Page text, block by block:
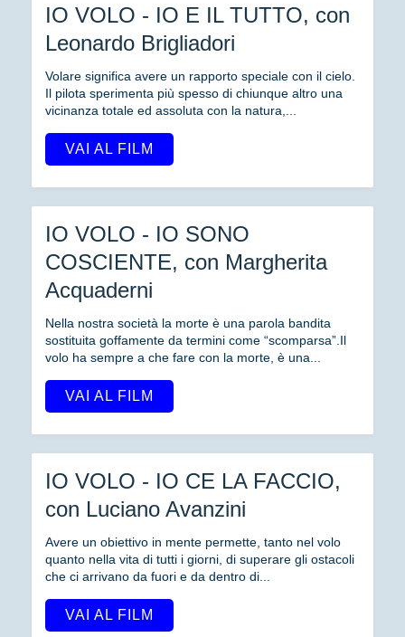
IO VOLO - IO E IL TUTTO, con
Leonardo Brigliadori
Volare significa avere un rapporto speciale con il cielo.
Il pilota sperimenta più spesso di chiunque altro una
vicinanza totale ed assoluta con la natura,...
VAI AL FILM
IO VOLO - IO SONO
COSCIENTE, con Margherita
Acquaderni
Nella nostra società la morte è una parola bandita
sostituita goffamente da termini come “scomparsa”.Il
volo ha sempre a che fare con la morte, è una...
VAI AL FILM
IO VOLO - IO CE LA FACCIO,
con Luciano Avanzini
Avere un obiettivo in mente permette, tanto nel volo
quanto nella vita di tutti i giorni, di superare gli ostacoli
che ci arrivano da fuori e da dentro di...
VAI AL FILM